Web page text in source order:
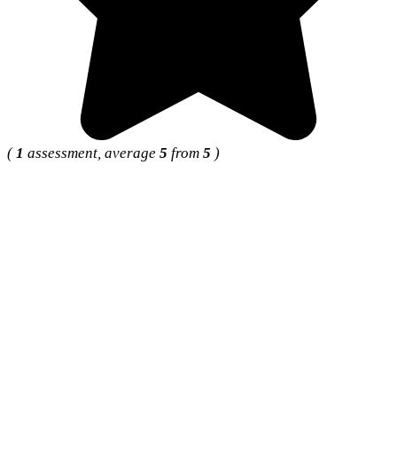
( 1 assessment, average 5 from 5 )